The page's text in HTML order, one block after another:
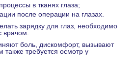
в тканях глаза;
после операции на глазах.
зарядку для глаз, необходимо
врачом.
боль, дискомфорт, вызывают
также требуется осмотр у